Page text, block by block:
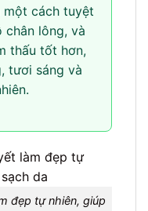
một cách tuyệt
chân lông, và
thấu tốt hơn,
tươi sáng và
đẹp tự nhiên, giúp